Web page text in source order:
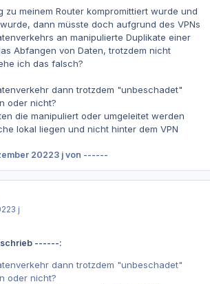
zu meinem Router kompromittiert wurde und
dann müsste doch aufgrund des VPNs
an manipulierte Duplikate einer
Abfangen von Daten, trotzdem nicht
ich das falsch?
dann trotzdem "unbeschadet"
oder nicht?
die manipuliert oder umgeleitet werden
lokal liegen und nicht hinter dem VPN
20223 j von ------
3 j
schrieb ------:
dann trotzdem "unbeschadet"
oder nicht?